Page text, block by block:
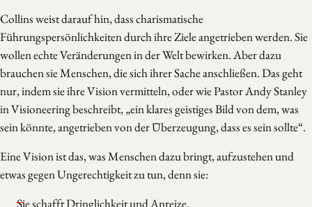
Collins weist darauf hin, dass charismatische
Führungspersönlichkeiten durch ihre Ziele angetrieben werden. Sie
wollen echte Veränderungen in der Welt bewirken. Aber dazu
brauchen sie Menschen, die sich ihrer Sache anschließen. Das geht
nur, indem sie ihre Vision vermitteln, oder wie Pastor Andy Stanley
in Visioneering beschreibt, „ein klares geistiges Bild von dem, was
sein könnte, angetrieben von der Überzeugung, dass es sein sollte“.
Eine Vision ist das, was Menschen dazu bringt, aufzustehen und
etwas gegen Ungerechtigkeit zu tun, denn sie:
Sie schafft Dringlichkeit und Anreize.